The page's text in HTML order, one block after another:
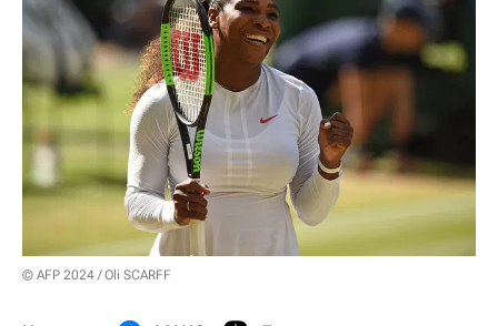
© AFP 2024 / Oli SCARFF